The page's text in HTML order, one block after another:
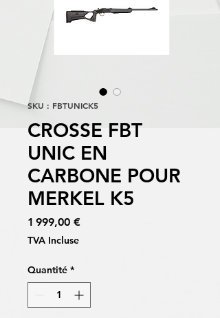
SKU : FBTUNICK5
CROSSE FBT
UNIC EN
CARBONE POUR
MERKEL K5
1 999,00 €Prix
TVA Incluse
Quantité *